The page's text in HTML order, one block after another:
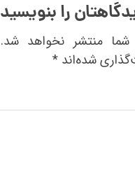
را بنویسید
شما منتشر نخواهد شد.
شده‌اند*